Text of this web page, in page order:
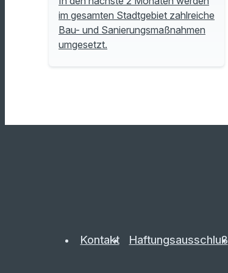
im gesamten Stadtgebiet zahlreiche
Bau- und Sanierungsmaßnahmen
umgesetzt.
Kontakt Haftungsausschluß